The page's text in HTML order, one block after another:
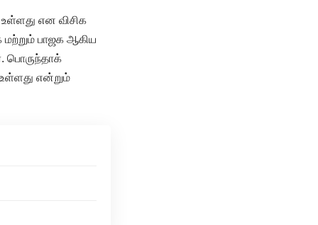
என விசிக
மற்றும் பாஜக ஆகிய
பொருந்தாக்
என்றும்